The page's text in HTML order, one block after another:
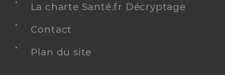
La charte Santé.fr Décryptage
Contact
Plan du site